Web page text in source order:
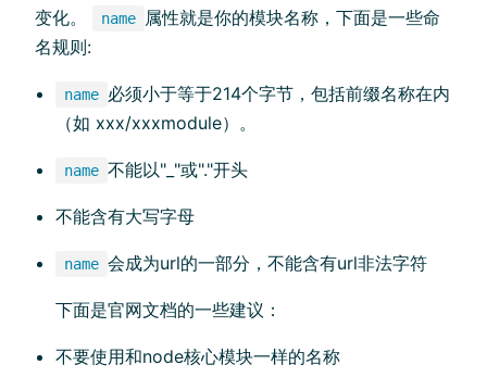
变化。
name
属性就是你的模块名称，下面是一些命
名规则:
name 必须小于等于214个字节，包括前缀名称在内
（如 xxx/xxxmodule）。
name 不能以"_"或"."开头
不能含有大写字母
name 会成为url的一部分，不能含有url非法字符
下面是官网文档的一些建议：
不要使用和node核心模块一样的名称